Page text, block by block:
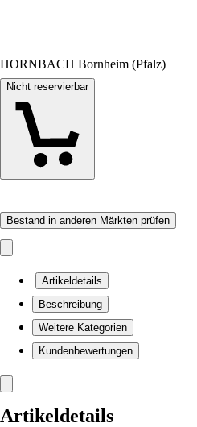
HORNBACH Bornheim (Pfalz)
Nicht reservierbar
Bestand in anderen Märkten prüfen
Artikeldetails
Beschreibung
Weitere Kategorien
Kundenbewertungen
Artikeldetails